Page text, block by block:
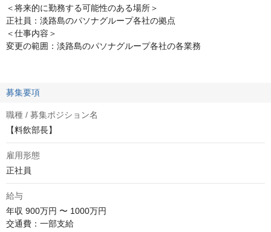
＜将来的に勤務する可能性のある場所＞
正社員：淡路島のパソナグループ各社の拠点
＜仕事内容＞
変更の範囲：淡路島のパソナグループ各社の各業務
募集要項
職種 / 募集ポジション名
【料飲部長】
雇用形態
正社員
給与
年収 900万円 〜 1000万円
交通費：一部支給